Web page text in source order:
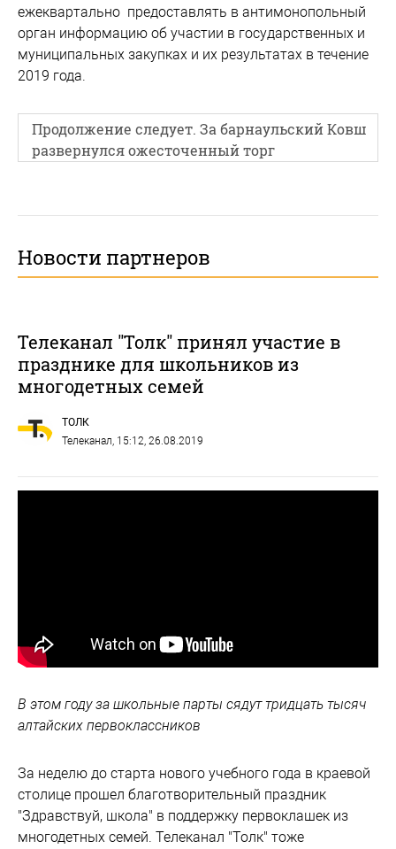
ежеквартально предоставлять в антимонопольный
орган информацию об участии в государственных и
муниципальных закупках и их результатах в течение
2019 года.
Продолжение следует. За барнаульский Ковш
развернулся ожесточенный торг
Новости партнеров
Телеканал "Толк" принял участие в
празднике для школьников из
многодетных семей
ТОЛК
Телеканал, 15:12, 26.08.2019
В этом году за школьные парты сядут тридцать тысяч
алтайских первоклассников
За неделю до старта нового учебного года в краевой
столице прошел благотворительный праздник
"Здравствуй, школа" в поддержку первоклашек из
многодетных семей. Телеканал "Толк" тоже